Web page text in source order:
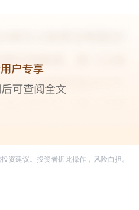
资建议。投资者据此操作，风险自担。